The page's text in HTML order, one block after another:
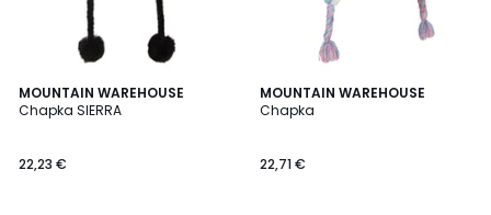
MOUNTAIN WAREHOUSE
Chapka SIERRA
22,23 €
MOUNTAIN WAREHOUSE
Chapka
22,71 €